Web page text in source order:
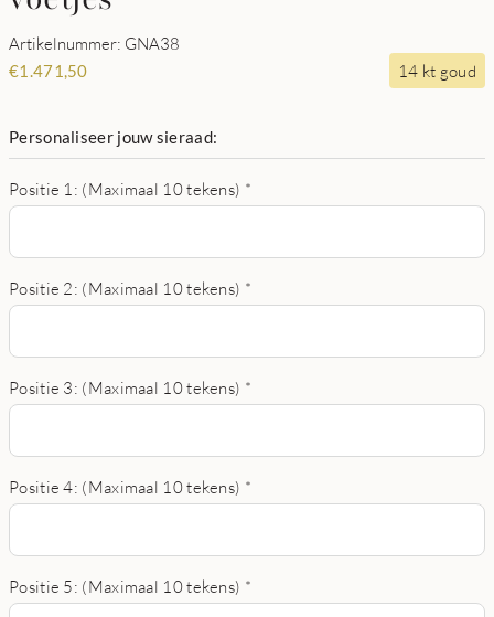
Artikelnummer: GNA38
€1.471,50 14 kt goud
Personaliseer jouw sieraad:
Positie 1: (Maximaal 10 tekens) *
Positie 2: (Maximaal 10 tekens) *
Positie 3: (Maximaal 10 tekens) *
Positie 4: (Maximaal 10 tekens) *
Positie 5: (Maximaal 10 tekens) *